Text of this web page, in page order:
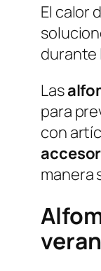
El calor
durante
Las
para
con
manera